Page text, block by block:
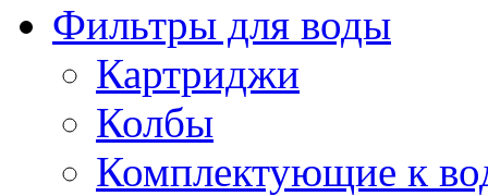
Фильтры для воды
Картриджи
Колбы
Комплектующие к